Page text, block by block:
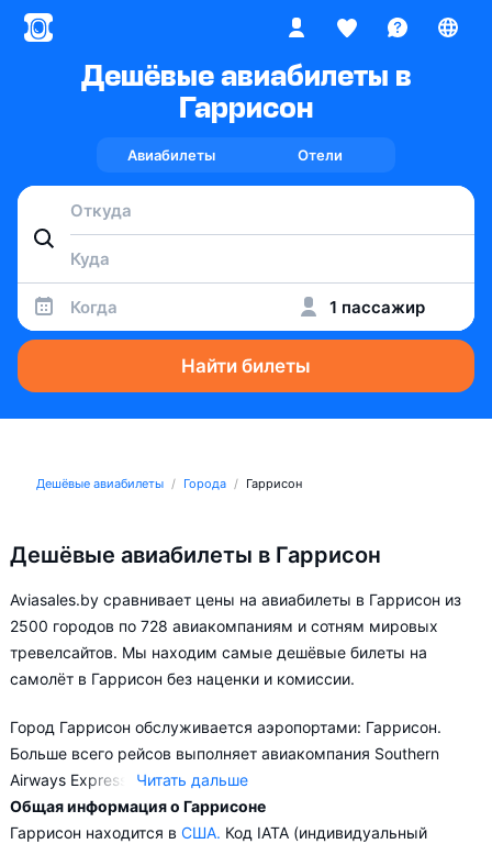
Дешёвые авиабилеты в
Гаррисон
Авиабилеты Отели
Когда 1 пассажир
Найти билеты
Дешёвые авиабилеты Города Гаррисон
Дешёвые авиабилеты в Гаррисон
Aviasales.by сравнивает цены на авиабилеты в Гаррисон из
2500 городов по 728 авиакомпаниям и сотням мировых
тревелсайтов. Мы находим самые дешёвые билеты на
самолёт в Гаррисон без наценки и комиссии.
Город Гаррисон обслуживается аэропортами: Гаррисон.
Больше всего рейсов выполняет авиакомпания Southern
Airways Express. Читать дальше
В зависимости от количества дней, оставшихся до вылета,
Общая информация о Гаррисоне
Гаррисон находится в США. Код IATA (индивидуальный